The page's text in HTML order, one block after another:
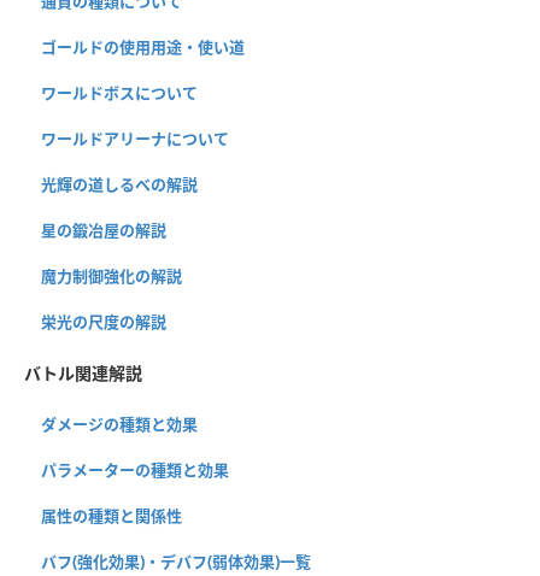
ゴールドの使用用途・使い道
ワールドボスについて
ワールドアリーナについて
光輝の道しるべの解説
星の鍛冶屋の解説
魔力制御強化の解説
栄光の尺度の解説
バトル関連解説
ダメージの種類と効果
パラメーターの種類と効果
属性の種類と関係性
バフ(強化効果)・デバフ(弱体効果)一覧